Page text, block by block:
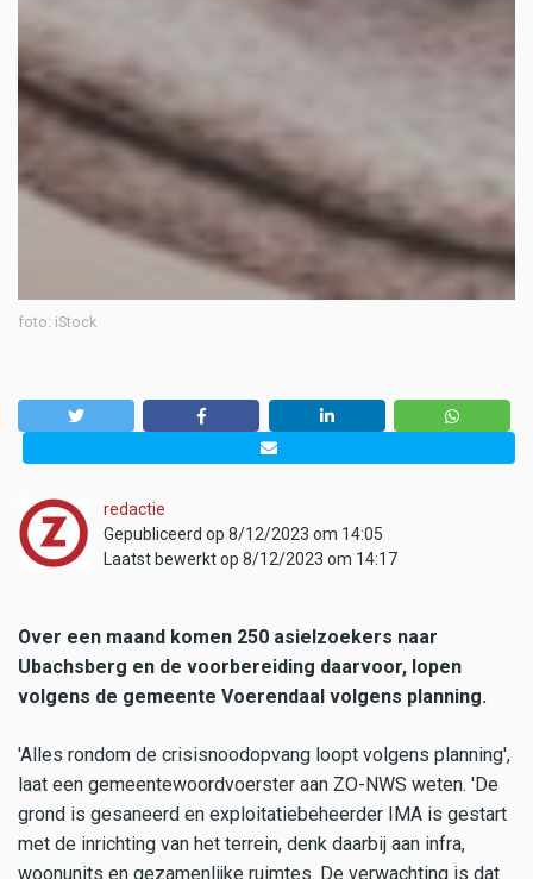
foto: iStock
redactie
Gepubliceerd op 8/12/2023 om 14:05
Laatst bewerkt op 8/12/2023 om 14:17
Over een maand komen 250 asielzoekers naar
Ubachsberg en de voorbereiding daarvoor, lopen
volgens de gemeente Voerendaal volgens planning.
'Alles rondom de crisisnoodopvang loopt volgens planning',
laat een gemeentewoordvoerster aan ZO-NWS weten. 'De
grond is gesaneerd en exploitatiebeheerder IMA is gestart
met de inrichting van het terrein, denk daarbij aan infra,
woonunits en gezamenlijke ruimtes. De verwachting is dat